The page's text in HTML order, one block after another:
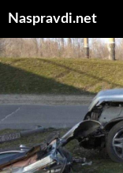
вмісту
Naspravdi.net